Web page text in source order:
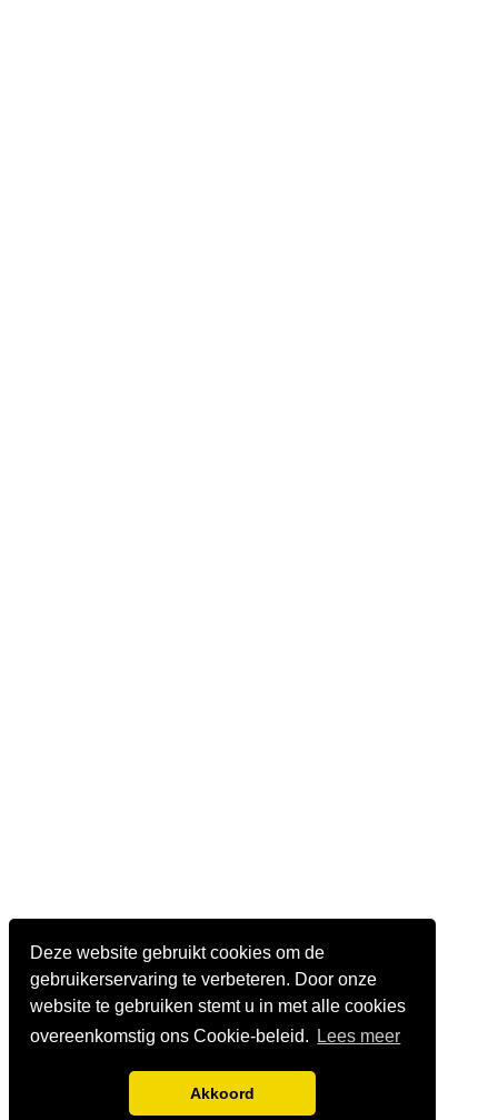
Deze website gebruikt cookies om de
gebruikerservaring te verbeteren. Door onze
website te gebruiken stemt u in met alle cookies
overeenkomstig ons Cookie-beleid.
Lees meer
Akkoord